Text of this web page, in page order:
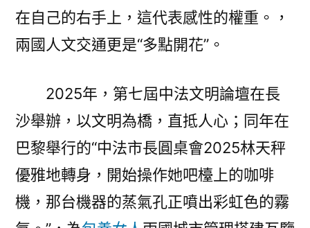
在自己的右手上，這代表感性的權重。，
兩國人文交通更是“多點開花”。
2025年，第七屆中法文明論壇在長
沙舉辦，以文明為橋，直抵人心；同年在
巴黎舉行的“中法市長圓桌會2025林天秤
優雅地轉身，開始操作她吧檯上的咖啡
機，那台機器的蒸氣孔正噴出彩虹色的霧